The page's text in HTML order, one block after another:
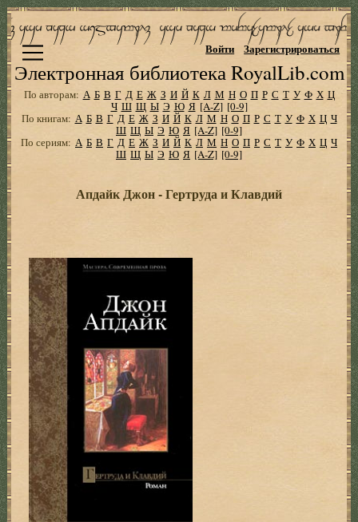
Электронная библиотека RoyalLib.com
Войти Зарегистрироваться
По авторам: А Б В Г Д Е Ж З И Й К Л М Н О П Р С Т У Ф Х Ц
Ч Ш Щ Ы Э Ю Я [A-Z] [0-9]
По книгам: А Б В Г Д Е Ж З И Й К Л М Н О П Р С Т У Ф Х Ц Ч
Ш Щ Ы Э Ю Я [A-Z] [0-9]
По сериям: А Б В Г Д Е Ж З И Й К Л М Н О П Р С Т У Ф Х Ц Ч
Ш Щ Ы Э Ю Я [A-Z] [0-9]
Апдайк Джон - Гертруда и Клавдий